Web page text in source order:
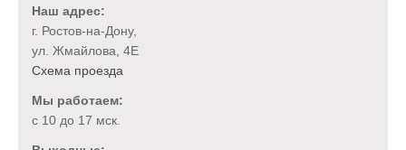
Наш адрес:
г. Ростов-на-Дону,
ул. Жмайлова, 4Е
Схема проезда
Мы работаем:
с 10 до 17 мск.